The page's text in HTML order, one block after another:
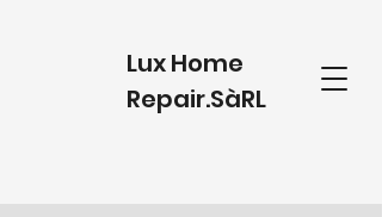
Lux Home
Repair.SàRL